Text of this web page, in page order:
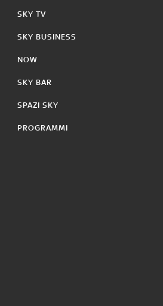
SKY TV
SKY BUSINESS
NOW
SKY BAR
SPAZI SKY
PROGRAMMI